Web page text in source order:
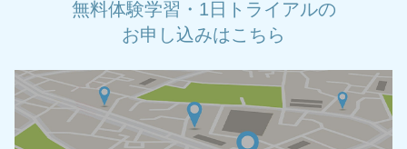
無料体験学習・1日トライアルの
お申し込みはこちら